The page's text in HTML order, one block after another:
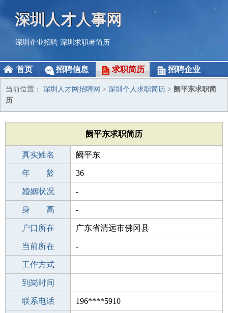
深圳人才人事网
深圳企业招聘 深圳求职者简历
首页 招聘信息 求职简历 招聘企业
当前位置： 深圳人才网招聘网 > 深圳个人求职简历 > 阙平东求职简
历
阙平东求职简历
真实姓名 阙平东
性 别 男
年 龄 36
出生年月 1990-06-07
婚姻状况 -
学 历 初中
身 高 -
毕业学校 郏县堂街镇第一初级中学
户口所在 广东省清远市佛冈县
所学专业 -
当前所在 -
工作经验
工作方式
驾 照
到岗时间
期望月薪
联系电话 196****5910